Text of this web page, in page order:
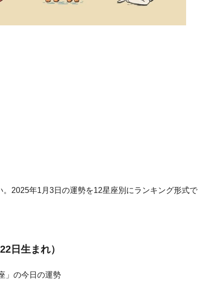
2025年1月3日の運勢を12星座別にランキング形式で
日生まれ）